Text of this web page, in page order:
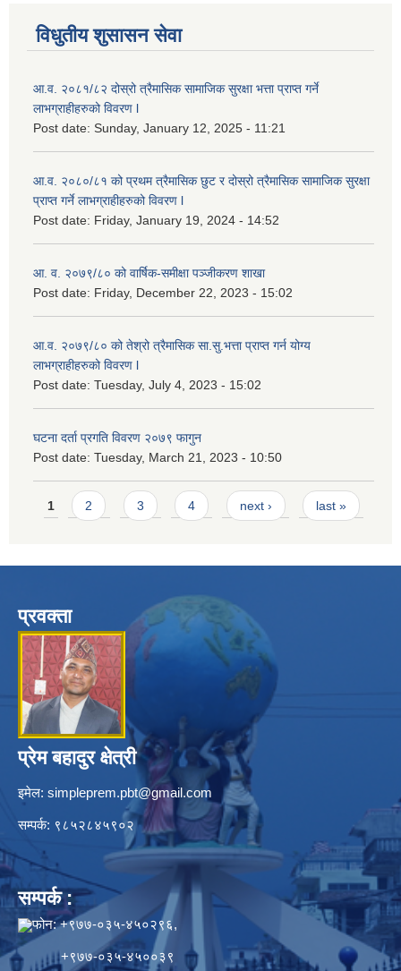
विधुतीय शुसासन सेवा
आ.व. २०८१/८२ दोस्रो त्रैमासिक सामाजिक सुरक्षा भत्ता प्राप्त गर्ने
लाभग्राहीहरुको विवरण l
Post date: Sunday, January 12, 2025 - 11:21
आ.व. २०८०/८१ को प्रथम त्रैमासिक छुट र दोस्रो त्रैमासिक सामाजिक सुरक्षा
प्राप्त गर्ने लाभग्राहीहरुको विवरण l
Post date: Friday, January 19, 2024 - 14:52
आ. व. २०७९/८० को वार्षिक-समीक्षा पञ्जीकरण शाखा
Post date: Friday, December 22, 2023 - 15:02
आ.व. २०७९/८० को तेश्रो त्रैमासिक सा.सु.भ‍त्ता प्राप्त गर्न योग्य
लाभग्राहीहरुको विवरण l
Post date: Tuesday, July 4, 2023 - 15:02
घटना दर्ता प्रगति विवरण २०७९ फागुन
Post date: Tuesday, March 21, 2023 - 10:50
Pages
1 2 3 4 next › last »
प्रवक्ता
प्रेम बहादुर क्षेत्री
इमेल: simpleprem.pbt@gmail.com
सम्पर्क: ९८५२८४५९०२
सम्पर्क :
फोन: +९७७-०३५-४५०२९६,
+९७७-०३५-४५००३९